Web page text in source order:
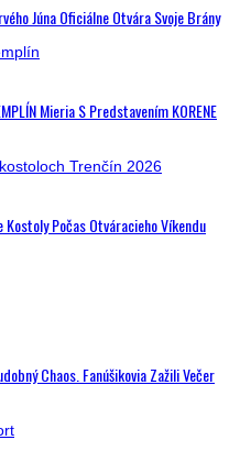
Júna Oficiálne Otvára Svoje Brány
Mieria S Predstavením KORENE
Počas Otváracieho Víkendu
Chaos. Fanúšikovia Zažili Večer